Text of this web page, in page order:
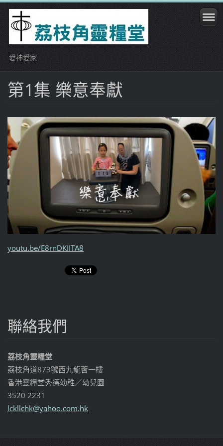
愛神愛家
第1集 樂意奉獻
youtu.be/E8rnDKIITA8
聯絡我們
荔枝角靈糧堂
荔枝角道873號西九龍薈一樓
香港靈糧堂秀德幼稚／幼兒園
3520 2231
lckllchk@yahoo.com.hk